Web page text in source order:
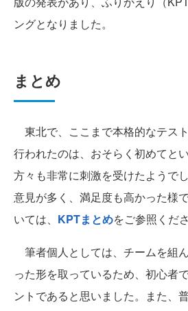
ングとなりました。
まとめ
東北で、ここまで本格的なテス
行われたのは、おそらく初めてと
方々も非常に刺激を受けたようで
意見が多く、満足度も高かった様
いては、 KPTまとめをご参照くださ
筆者個人としては、チームを組
った形を取っているため、初心者
ントであると思いました。また、